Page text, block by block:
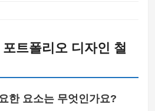
트폴리오 디자인 철
한 요소는 무엇인가요?